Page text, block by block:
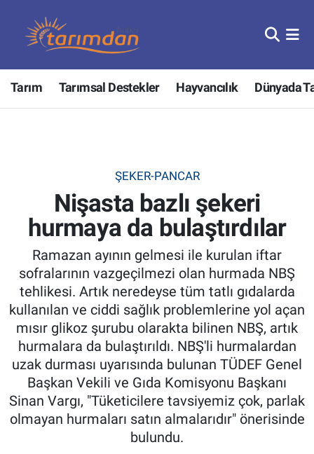
Tarım Tarımsal Destekler Hayvancılık Dünyada
ŞEKER-PANCAR
Nişasta bazlı şekeri
hurmaya da bulaştırdılar
Ramazan ayının gelmesi ile kurulan iftar
sofralarının vazgeçilmezi olan hurmada NBŞ
tehlikesi. Artık neredeyse tüm tatlı gıdalarda
kullanılan ve ciddi sağlık problemlerine yol açan
mısır glikoz şurubu olarakta bilinen NBŞ, artık
hurmalara da bulaştırıldı. NBŞ'li hurmalardan
uzak durması uyarısında bulunan TÜDEF Genel
Başkan Vekili ve Gıda Komisyonu Başkanı
Sinan Vargı, "Tüketicilere tavsiyemiz çok, parlak
olmayan hurmaları satın almalarıdır" önerisinde
bulundu.
Tarım
Hayvancılık
Tarımsal Destekler
Tarım Bakanlığı
TZOB
Tarım Kredi Kooperatifleri
Pankobirlik
Et fiyatları
Tarım Bilgisi
Yetiştirici Soruyor
Nöbetçi Eczaneler
Hava Durumu
Tüm Manşetler
Son Dakika Haberleri
Haber Arşivi